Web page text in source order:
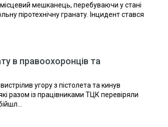
мешканець, перебуваючи у стані
піротехнічну гранату. Інцидент стався
в правоохоронців та
угору з пістолета та кинув
разом із працівниками ТЦК перевіряли